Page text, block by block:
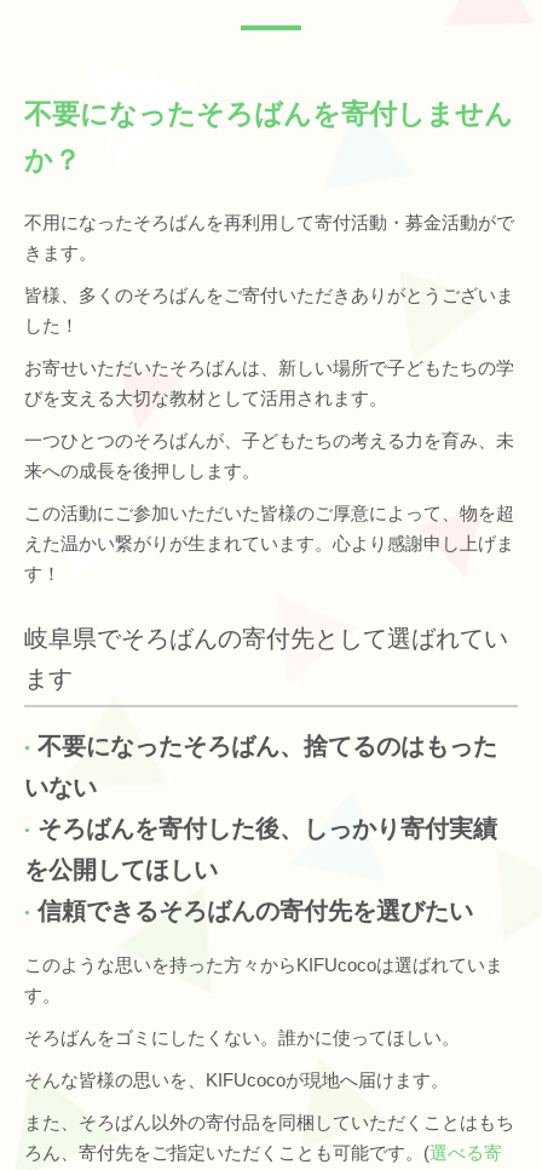
不要になったそろばんを寄付しません
か？
不用になったそろばんを再利用して寄付活動・募金活動がで
きます。
皆様、多くのそろばんをご寄付いただきありがとうございま
した！
お寄せいただいたそろばんは、新しい場所で子どもたちの学
びを支える大切な教材として活用されます。
一つひとつのそろばんが、子どもたちの考える力を育み、未
来への成長を後押しします。
この活動にご参加いただいた皆様のご厚意によって、物を超
えた温かい繋がりが生まれています。心より感謝申し上げま
す！
岐阜県でそろばんの寄付先として選ばれてい
ます
不要になったそろばん、捨てるのはもった
いない
そろばんを寄付した後、しっかり寄付実績
を公開してほしい
信頼できるそろばんの寄付先を選びたい
このような思いを持った方々からKIFUcocoは選ばれていま
す。
そろばんをゴミにしたくない。誰かに使ってほしい。
そんな皆様の思いを、KIFUcocoが現地へ届けます。
また、そろばん以外の寄付品を同梱していただくことはもち
ろん、寄付先をご指定いただくことも可能です。(選べる寄